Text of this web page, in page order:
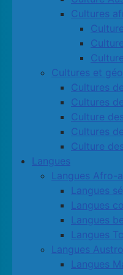
Cultures
Cultures et
Cultures
Cultures
Culture
Cultures
Culture
Langues
Langues Afro-
Langues
Langues
Langues
Langues
Langues
Langues